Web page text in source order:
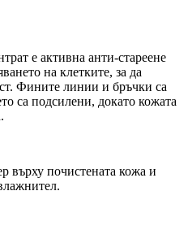
е активна анти-стареене
на клетките, за да
Фините линии и бръчки са
са подсилени, докато кожата
върху почистената кожа и